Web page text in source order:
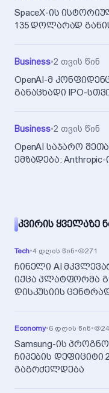
SpaceX-ის
135 დოლარად
Business•2 თვის წინ
OpenAI-მ
განაცხადი IPO-
Business•2 თვის წინ
OpenAI საჯარო
ემზადება:
ᲙᲕᲘᲠᲘᲡ ᲧᲕᲔᲚᲐᲖᲔ
Tech•4 დღის წინ• 271
ჩინელი AI
იქცა პლატფორმა
დისკუსიის
Economy•6 დღის წინ•
Samsung-ის
ჩიპების დეფიციტი
გაგრძელდება